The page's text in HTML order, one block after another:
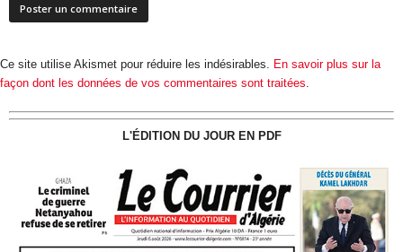
Ce site utilise Akismet pour réduire les indésirables. En savoir plus sur la
façon dont les données de vos commentaires sont traitées
L'ÉDITION DU JOUR EN PDF